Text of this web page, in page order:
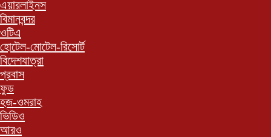
এয়ারলাইনস
বিমানবন্দর
ওটিএ
হোটেল-মোটেল-রিসোর্ট
বিদেশযাত্রা
প্রবাস
ফুড
হজ-ওমরাহ
ভিডিও
আরও